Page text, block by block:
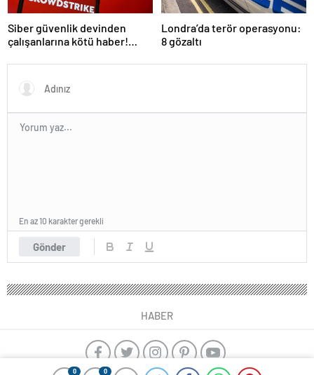
0 0
Siber güvenlik devinden
çalışanlarına kötü haber!
Londra’da terör operasyonu:
8 gözaltı
Gönder
En az 10 karakter gerekli
HABER